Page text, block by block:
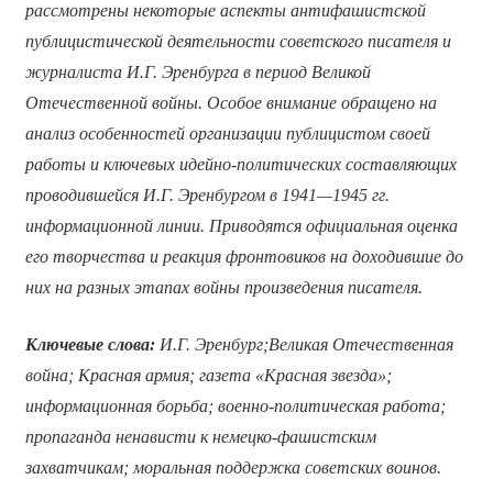
рассмотрены некоторые аспекты антифашистской
публицистической деятельности советского писателя и
журналиста И.Г. Эренбурга в период Великой
Отечественной войны. Особое внимание обращено на
анализ особенностей организации публицистом своей
работы и ключевых идейно-политических составляющих
проводившейся И.Г. Эренбургом в 1941—1945 гг.
информационной линии. Приводятся официальная оценка
его творчества и реакция фронтовиков на доходившие до
них на разных этапах войны произведения писателя.
Ключевые слова: И.Г. Эренбург;Великая Отечественная
война; Красная армия; газета «Красная звезда»;
информационная борьба; военно-политическая работа;
пропаганда ненависти к немецко-фашистским
захватчикам; моральная поддержка советских воинов.